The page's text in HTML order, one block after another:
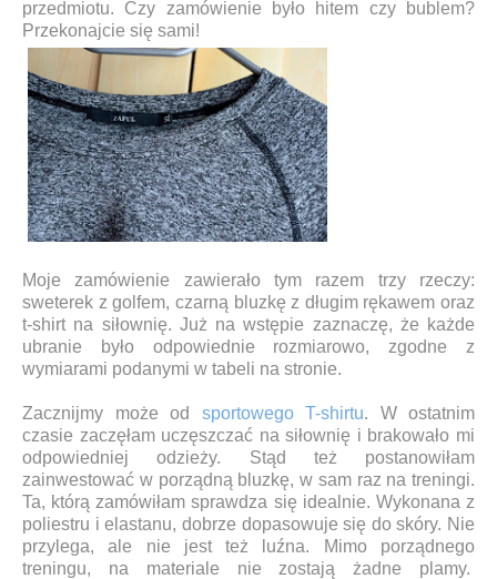
przedmiotu. Czy zamówienie było hitem czy bublem?
Przekonajcie się sami!
Moje zamówienie zawierało tym razem trzy rzeczy:
sweterek z golfem, czarną bluzkę z długim rękawem oraz
t-shirt na siłownię. Już na wstępie zaznaczę, że każde
ubranie było odpowiednie rozmiarowo, zgodne z
wymiarami podanymi w tabeli na stronie.
Zacznijmy może od sportowego T-shirtu. W ostatnim
czasie zaczęłam uczęszczać na siłownię i brakowało mi
odpowiedniej odzieży. Stąd też postanowiłam
zainwestować w porządną bluzkę, w sam raz na treningi.
Ta, którą zamówiłam sprawdza się idealnie. Wykonana z
poliestru i elastanu, dobrze dopasowuje się do skóry. Nie
przylega, ale nie jest też luźna. Mimo porządnego
treningu, na materiale nie zostają żadne plamy.